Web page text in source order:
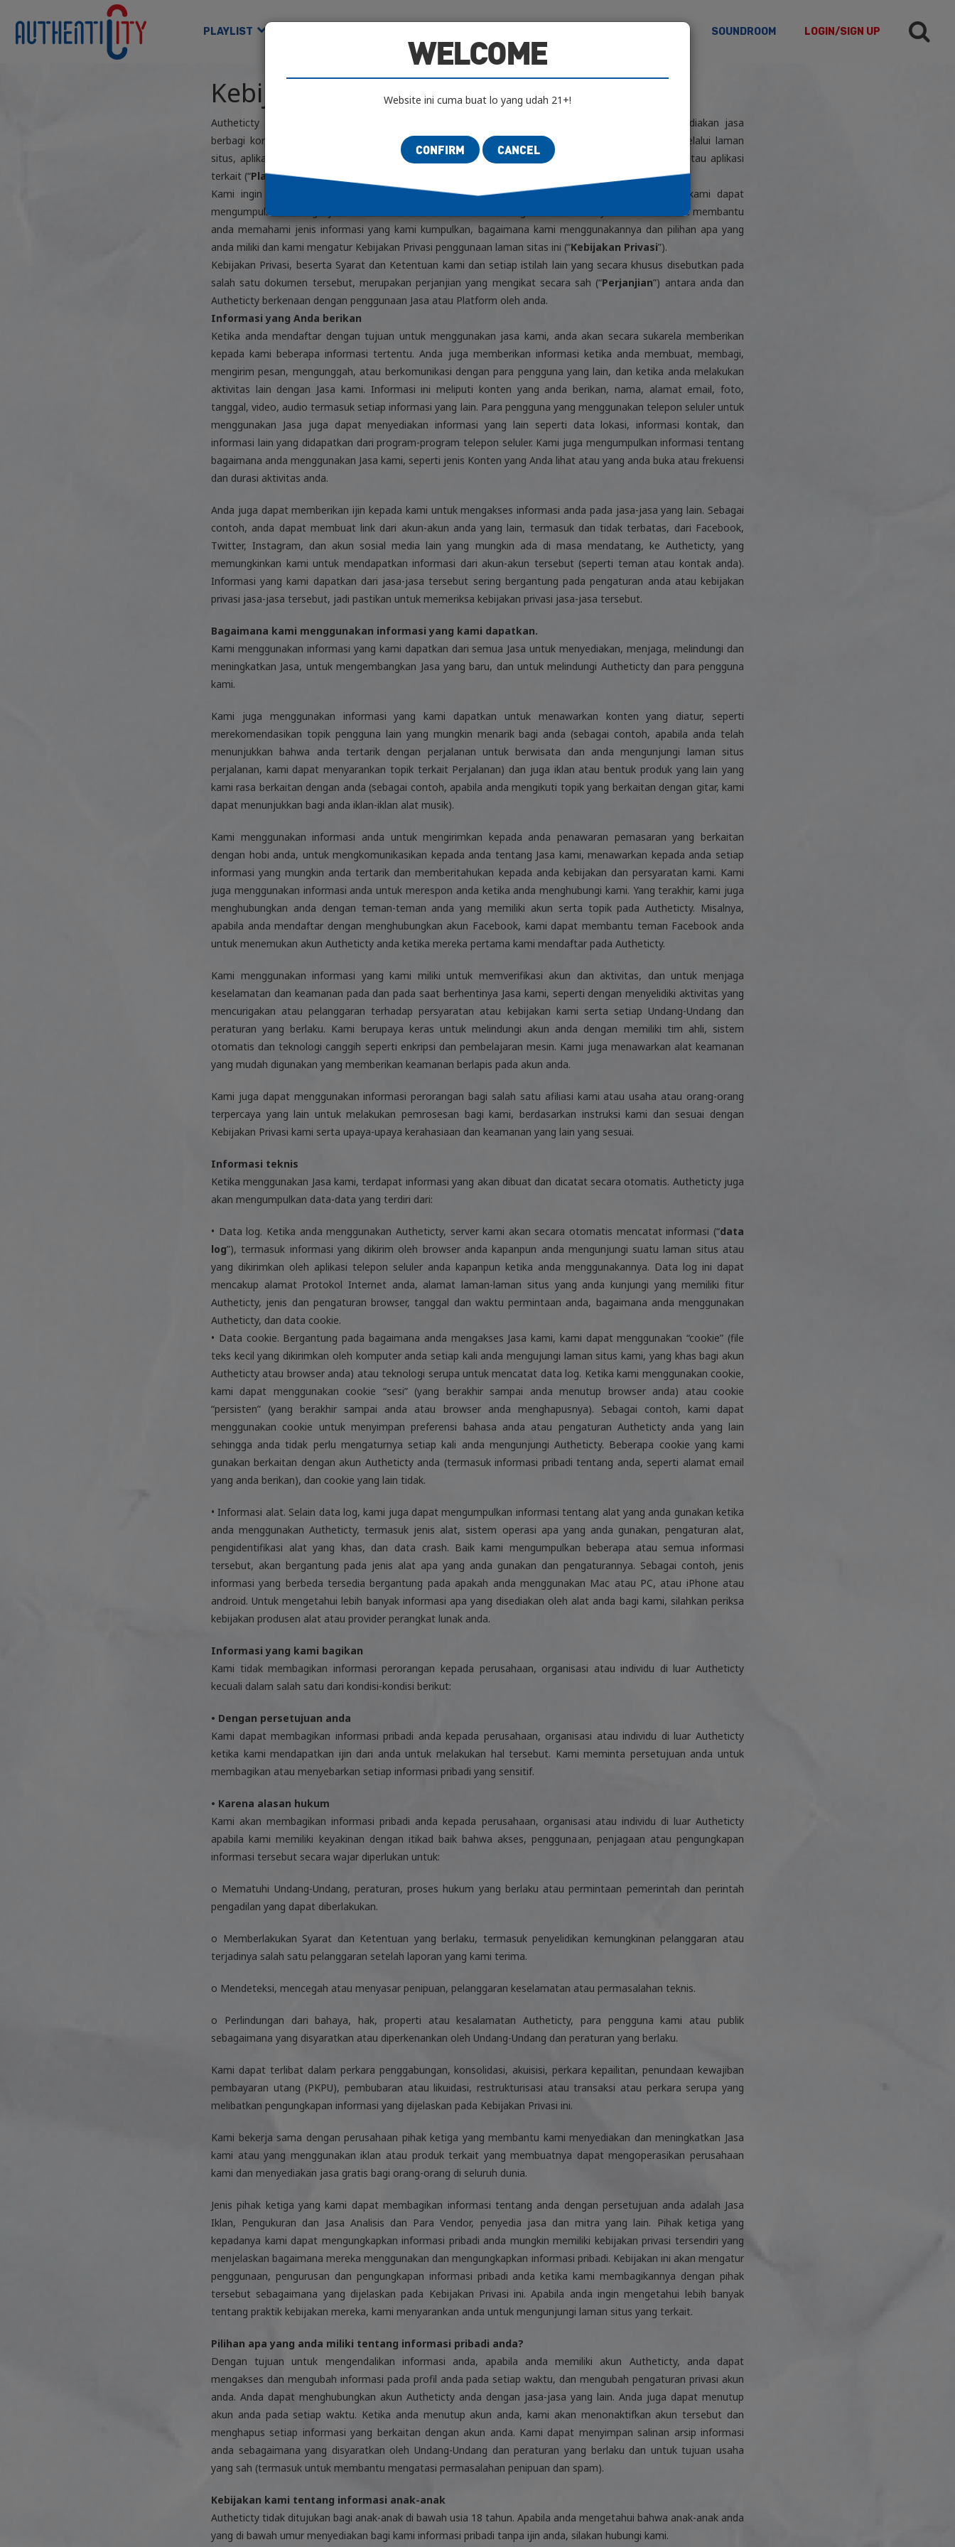
PLAYLIST SOUNDROOM LOGIN/SIGN UP
Kebijakan Privacy
Autheticty adalah platform media dan komunitas sosial online di Jakarta, Indonesia. Kami menyediakan jasa
berbagi konten secara online berdasarkan berbagai kepentingan individu atau kelompok (“
”) melalui laman
situs, aplikasi telepon seluler atau aplikasi komputer kami dan semua alat, data, perangkat lunak atau aplikasi
terkait (“Platform”).
Kami ingin anda tahu bahwa ketika anda menggunakan Jasa yang disediakan oleh Autheticty, kami dapat
mengumpulkan berbagai jenis informasi dan data dari atau tentang anda. Autheticty bermaksud untuk membantu
anda memahami jenis informasi yang kami kumpulkan, bagaimana kami menggunakannya dan pilihan apa yang
anda miliki dan kami mengatur Kebijakan Privasi penggunaan laman sitas ini (“Kebijakan Privasi”).
Kebijakan Privasi, beserta Syarat dan Ketentuan kami dan setiap istilah lain yang secara khusus disebutkan pada
salah satu dokumen tersebut, merupakan perjanjian yang mengikat secara sah (“Perjanjian”) antara anda dan
Autheticty berkenaan dengan penggunaan Jasa atau Platform oleh anda.
Informasi yang Anda berikan
Ketika anda mendaftar dengan tujuan untuk menggunakan jasa kami, anda akan secara sukarela memberikan
kepada kami beberapa informasi tertentu. Anda juga memberikan informasi ketika anda membuat, membagi,
mengirim pesan, mengunggah, atau berkomunikasi dengan para pengguna yang lain, dan ketika anda melakukan
aktivitas lain dengan Jasa kami. Informasi ini meliputi konten yang anda berikan, nama, alamat email, foto,
tanggal, video, audio termasuk setiap informasi yang lain. Para pengguna yang menggunakan telepon seluler untuk
menggunakan Jasa juga dapat menyediakan informasi yang lain seperti data lokasi, informasi kontak, dan
informasi lain yang didapatkan dari program-program telepon seluler. Kami juga mengumpulkan informasi tentang
bagaimana anda menggunakan Jasa kami, seperti jenis Konten yang Anda lihat atau yang anda buka atau frekuensi
dan durasi aktivitas anda.
Anda juga dapat memberikan ijin kepada kami untuk mengakses informasi anda pada jasa-jasa yang lain. Sebagai
contoh, anda dapat membuat link dari akun-akun anda yang lain, termasuk dan tidak terbatas, dari Facebook,
Twitter, Instagram, dan akun sosial media lain yang mungkin ada di masa mendatang, ke Autheticty, yang
memungkinkan kami untuk mendapatkan informasi dari akun-akun tersebut (seperti teman atau kontak anda).
Informasi yang kami dapatkan dari jasa-jasa tersebut sering bergantung pada pengaturan anda atau kebijakan
privasi jasa-jasa tersebut, jadi pastikan untuk memeriksa kebijakan privasi jasa-jasa tersebut.
Bagaimana kami menggunakan informasi yang kami dapatkan.
Kami menggunakan informasi yang kami dapatkan dari semua Jasa untuk menyediakan, menjaga, melindungi dan
meningkatkan Jasa, untuk mengembangkan Jasa yang baru, dan untuk melindungi Autheticty dan para pengguna
kami.
Kami juga menggunakan informasi yang kami dapatkan untuk menawarkan konten yang diatur, seperti
merekomendasikan topik pengguna lain yang mungkin menarik bagi anda (sebagai contoh, apabila anda telah
menunjukkan bahwa anda tertarik dengan perjalanan untuk berwisata dan anda mengunjungi laman situs
perjalanan, kami dapat menyarankan topik terkait Perjalanan) dan juga iklan atau bentuk produk yang lain yang
kami rasa berkaitan dengan anda (sebagai contoh, apabila anda mengikuti topik yang berkaitan dengan gitar, kami
dapat menunjukkan bagi anda iklan-iklan alat musik).
Kami menggunakan informasi anda untuk mengirimkan kepada anda penawaran pemasaran yang berkaitan
dengan hobi anda, untuk mengkomunikasikan kepada anda tentang Jasa kami, menawarkan kepada anda setiap
informasi yang mungkin anda tertarik dan memberitahukan kepada anda kebijakan dan persyaratan kami. Kami
juga menggunakan informasi anda untuk merespon anda ketika anda menghubungi kami. Yang terakhir, kami juga
menghubungkan anda dengan teman-teman anda yang memiliki akun serta topik pada Autheticty. Misalnya,
apabila anda mendaftar dengan menghubungkan akun Facebook, kami dapat membantu teman Facebook anda
untuk menemukan akun Autheticty anda ketika mereka pertama kami mendaftar pada Autheticty.
Kami menggunakan informasi yang kami miliki untuk memverifikasi akun dan aktivitas, dan untuk menjaga
keselamatan dan keamanan pada dan pada saat berhentinya Jasa kami, seperti dengan menyelidiki aktivitas yang
mencurigakan atau pelanggaran terhadap persyaratan atau kebijakan kami serta setiap Undang-Undang dan
peraturan yang berlaku. Kami berupaya keras untuk melindungi akun anda dengan memiliki tim ahli, sistem
otomatis dan teknologi canggih seperti enkripsi dan pembelajaran mesin. Kami juga menawarkan alat keamanan
yang mudah digunakan yang memberikan keamanan berlapis pada akun anda.
Kami juga dapat menggunakan informasi perorangan bagi salah satu afiliasi kami atau usaha atau orang-orang
terpercaya yang lain untuk melakukan pemrosesan bagi kami, berdasarkan instruksi kami dan sesuai dengan
Kebijakan Privasi kami serta upaya-upaya kerahasiaan dan keamanan yang lain yang sesuai.
Informasi teknis
Ketika menggunakan Jasa kami, terdapat informasi yang akan dibuat dan dicatat secara otomatis. Autheticty juga
akan mengumpulkan data-data yang terdiri dari:
• Data log. Ketika anda menggunakan Autheticty, server kami akan secara otomatis mencatat informasi (“data
log”), termasuk informasi yang dikirim oleh browser anda kapanpun anda mengunjungi suatu laman situs atau
yang dikirimkan oleh aplikasi telepon seluler anda kapanpun ketika anda menggunakannya. Data log ini dapat
mencakup alamat Protokol Internet anda, alamat laman-laman situs yang anda kunjungi yang memiliki fitur
Autheticty, jenis dan pengaturan browser, tanggal dan waktu permintaan anda, bagaimana anda menggunakan
Autheticty, dan data cookie.
• Data cookie. Bergantung pada bagaimana anda mengakses Jasa kami, kami dapat menggunakan “cookie” (file
teks kecil yang dikirimkan oleh komputer anda setiap kali anda mengujungi laman situs kami, yang khas bagi akun
Autheticty atau browser anda) atau teknologi serupa untuk mencatat data log. Ketika kami menggunakan cookie,
kami dapat menggunakan cookie “sesi” (yang berakhir sampai anda menutup browser anda) atau cookie
“persisten” (yang berakhir sampai anda atau browser anda menghapusnya). Sebagai contoh, kami dapat
menggunakan cookie untuk menyimpan preferensi bahasa anda atau pengaturan Autheticty anda yang lain
sehingga anda tidak perlu mengaturnya setiap kali anda mengunjungi Autheticty. Beberapa cookie yang kami
gunakan berkaitan dengan akun Autheticty anda (termasuk informasi pribadi tentang anda, seperti alamat email
yang anda berikan), dan cookie yang lain tidak.
• Informasi alat. Selain data log, kami juga dapat mengumpulkan informasi tentang alat yang anda gunakan ketika
anda menggunakan Autheticty, termasuk jenis alat, sistem operasi apa yang anda gunakan, pengaturan alat,
pengidentifikasi alat yang khas, dan data crash. Baik kami mengumpulkan beberapa atau semua informasi
tersebut, akan bergantung pada jenis alat apa yang anda gunakan dan pengaturannya. Sebagai contoh, jenis
informasi yang berbeda tersedia bergantung pada apakah anda menggunakan Mac atau PC, atau iPhone atau
android. Untuk mengetahui lebih banyak informasi apa yang disediakan oleh alat anda bagi kami, silahkan periksa
kebijakan produsen alat atau provider perangkat lunak anda.
Informasi yang kami bagikan
Kami tidak membagikan informasi perorangan kepada perusahaan, organisasi atau individu di luar Autheticty
kecuali dalam salah satu dari kondisi-kondisi berikut:
• Dengan persetujuan anda
Kami dapat membagikan informasi pribadi anda kepada perusahaan, organisasi atau individu di luar Autheticty
ketika kami mendapatkan ijin dari anda untuk melakukan hal tersebut. Kami meminta persetujuan anda untuk
membagikan atau menyebarkan setiap informasi pribadi yang sensitif.
• Karena alasan hukum
Kami akan membagikan informasi pribadi anda kepada perusahaan, organisasi atau individu di luar Autheticty
apabila kami memiliki keyakinan dengan itikad baik bahwa akses, penggunaan, penjagaan atau pengungkapan
informasi tersebut secara wajar diperlukan untuk:
o Mematuhi Undang-Undang, peraturan, proses hukum yang berlaku atau permintaan pemerintah dan perintah
pengadilan yang dapat diberlakukan.
o Memberlakukan Syarat dan Ketentuan yang berlaku, termasuk penyelidikan kemungkinan pelanggaran atau
terjadinya salah satu pelanggaran setelah laporan yang kami terima.
o Mendeteksi, mencegah atau menyasar penipuan, pelanggaran keselamatan atau permasalahan teknis.
o Perlindungan dari bahaya, hak, properti atau kesalamatan Autheticty, para pengguna kami atau publik
sebagaimana yang disyaratkan atau diperkenankan oleh Undang-Undang dan peraturan yang berlaku.
Kami dapat terlibat dalam perkara penggabungan, konsolidasi, akuisisi, perkara kepailitan, penundaan kewajiban
pembayaran utang (PKPU), pembubaran atau likuidasi, restrukturisasi atau transaksi atau perkara serupa yang
melibatkan pengungkapan informasi yang dijelaskan pada Kebijakan Privasi ini.
Kami bekerja sama dengan perusahaan pihak ketiga yang membantu kami menyediakan dan meningkatkan Jasa
kami atau yang menggunakan iklan atau produk terkait yang membuatnya dapat mengoperasikan perusahaan
kami dan menyediakan jasa gratis bagi orang-orang di seluruh dunia.
Jenis pihak ketiga yang kami dapat membagikan informasi tentang anda dengan persetujuan anda adalah Jasa
Iklan, Pengukuran dan Jasa Analisis dan Para Vendor, penyedia jasa dan mitra yang lain. Pihak ketiga yang
kepadanya kami dapat mengungkapkan informasi pribadi anda mungkin memiliki kebijakan privasi tersendiri yang
menjelaskan bagaimana mereka menggunakan dan mengungkapkan informasi pribadi. Kebijakan ini akan mengatur
penggunaan, pengurusan dan pengungkapan informasi pribadi anda ketika kami membagikannya dengan pihak
tersebut sebagaimana yang dijelaskan pada Kebijakan Privasi ini. Apabila anda ingin mengetahui lebih banyak
tentang praktik kebijakan mereka, kami menyarankan anda untuk mengunjungi laman situs yang terkait.
Pilihan apa yang anda miliki tentang informasi pribadi anda?
Dengan tujuan untuk mengendalikan informasi anda, apabila anda memiliki akun Autheticty, anda dapat
mengakses dan mengubah informasi pada profil anda pada setiap waktu, dan mengubah pengaturan privasi akun
anda. Anda dapat menghubungkan akun Autheticty anda dengan jasa-jasa yang lain. Anda juga dapat menutup
akun anda pada setiap waktu. Ketika anda menutup akun anda, kami akan menonaktifkan akun tersebut dan
menghapus setiap informasi yang berkaitan dengan akun anda. Kami dapat menyimpan salinan arsip informasi
anda sebagaimana yang disyaratkan oleh Undang-Undang dan peraturan yang berlaku dan untuk tujuan usaha
yang sah (termasuk untuk membantu mengatasi permasalahan penipuan dan spam).
Kebijakan kami tentang informasi anak-anak
Autheticty tidak ditujukan bagi anak-anak di bawah usia 18 tahun. Apabila anda mengetahui bahwa anak-anak anda
yang di bawah umur menyediakan bagi kami informasi pribadi tanpa ijin anda, silakan hubungi kami.
WELCOME
Website ini cuma buat lo yang udah 21+!
CONFIRM CANCEL